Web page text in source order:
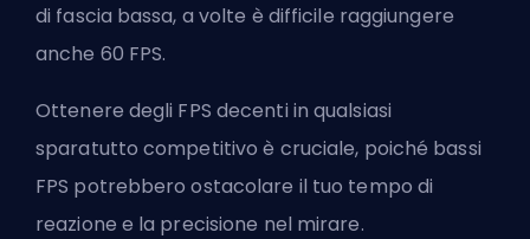
di fascia bassa, a volte è difficile raggiungere
anche 60 FPS.
Ottenere degli FPS decenti in qualsiasi
sparatutto competitivo è cruciale, poiché bassi
FPS potrebbero ostacolare il tuo tempo di
reazione e la precisione nel mirare.